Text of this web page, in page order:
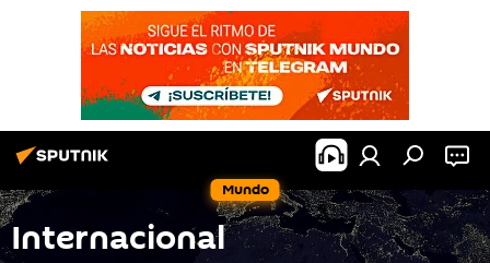
Mundo
Internacional